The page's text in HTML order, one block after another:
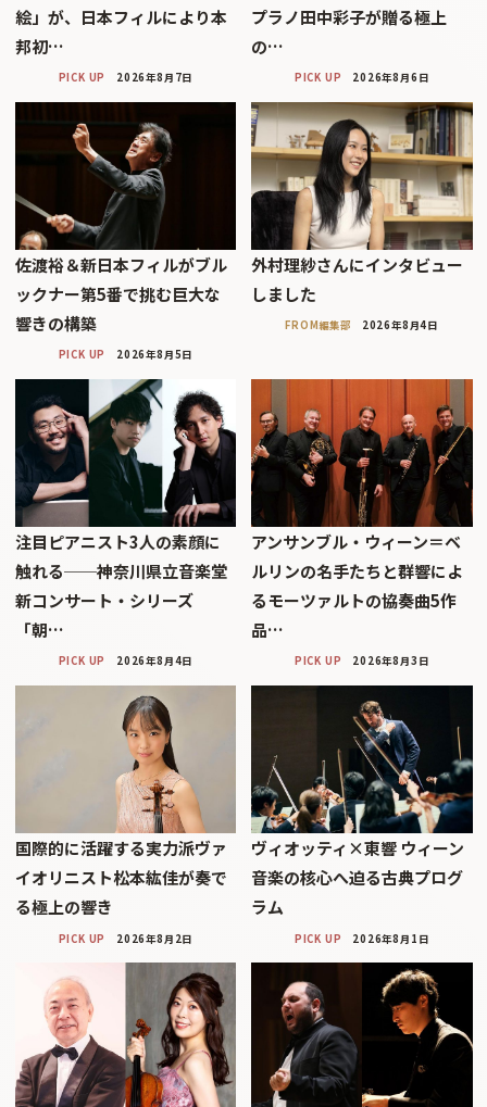
絵」が、日本フィルにより本
邦初…
PICK UP 2026年8月7日
プラノ田中彩子が贈る極上
の…
PICK UP 2026年8月6日
佐渡裕＆新日本フィルがブル
ックナー第5番で挑む巨大な
響きの構築
PICK UP 2026年8月5日
外村理紗さんにインタビュー
しました
FROM編集部 2026年8月4日
注目ピアニスト3人の素顔に
触れる──神奈川県立音楽堂
新コンサート・シリーズ
「朝…
PICK UP 2026年8月4日
アンサンブル・ウィーン＝ベ
ルリンの名手たちと群響によ
るモーツァルトの協奏曲5作
品…
PICK UP 2026年8月3日
国際的に活躍する実力派ヴァ
イオリニスト松本紘佳が奏で
る極上の響き
PICK UP 2026年8月2日
ヴィオッティ×東響 ウィーン
音楽の核心へ迫る古典プログ
ラム
PICK UP 2026年8月1日